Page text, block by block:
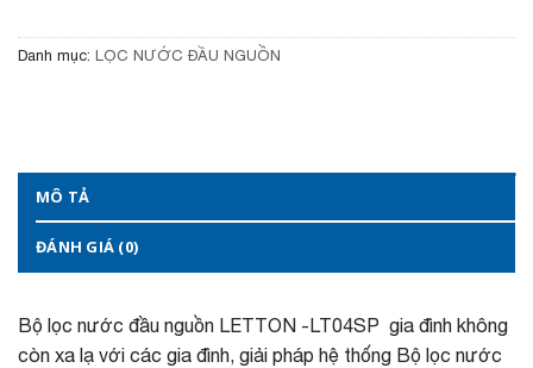
0
0
₫
Danh mục: LỌC NƯỚC ĐẦU NGUỒN
MÔ TẢ
ĐÁNH GIÁ (0)
Bộ lọc nước đầu nguồn LETTON -LT04SP gia đình không
còn xa lạ với các gia đình, giải pháp hệ thống Bộ lọc nước